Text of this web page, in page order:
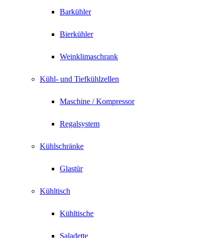
Barkühler
Bierkühler
Weinklimaschrank
Kühl- und Tiefkühlzellen
Maschine / Kompressor
Regalsystem
Kühlschränke
Glastür
Kühltisch
Kühltische
Saladette